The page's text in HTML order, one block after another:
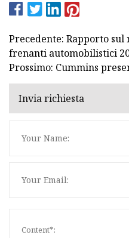
Precedente: Rapporto
frenanti automobilistici
Prossimo: Cummins
Invia richiesta